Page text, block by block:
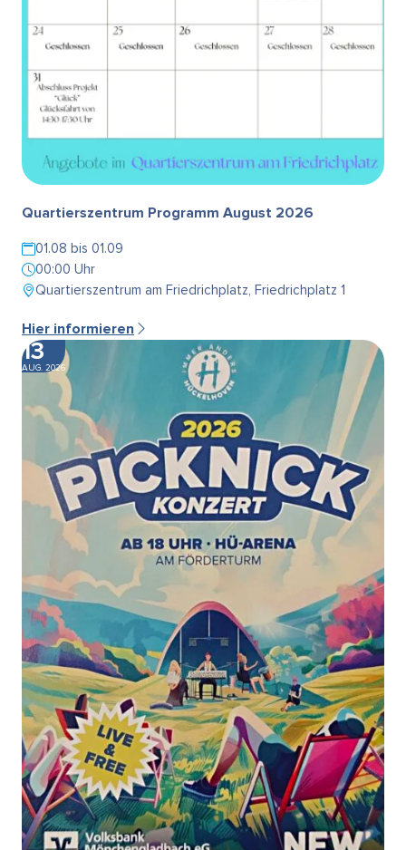
Quartierszentrum Programm August 2026
01.08 bis 01.09
00:00 Uhr
Quartierszentrum am Friedrichplatz, Friedrichplatz 1
Hier informieren
13
AUG. 2026